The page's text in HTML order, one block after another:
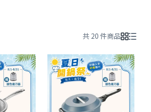
共 20 件商品